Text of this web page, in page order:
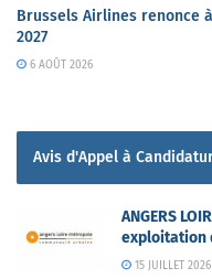
Brussels Airlines renonce
2027
6 AOÛT 2026
Avis d'Appel à
ANGERS
exploitation
15 JUILLET 2026